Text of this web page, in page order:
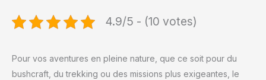
4.9/5 - (10 votes)
Pour vos aventures en pleine nature, que ce soit pour du
bushcraft, du trekking ou des missions plus exigeantes, le